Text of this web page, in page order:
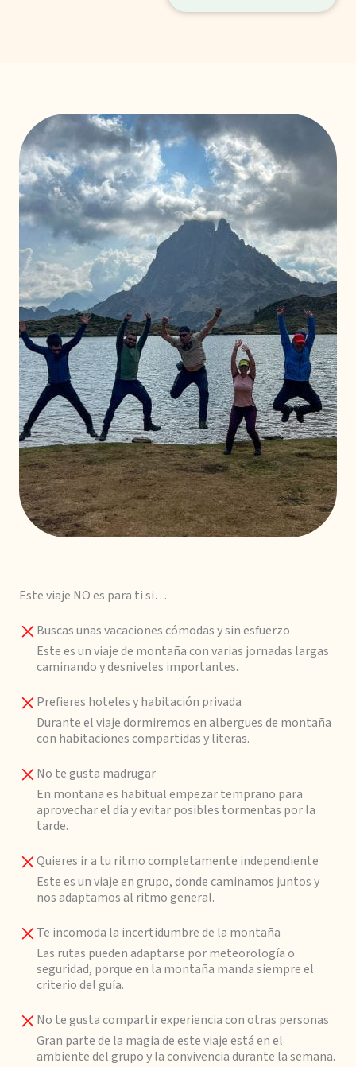
Este viaje NO es para ti si…
Buscas unas vacaciones cómodas y sin esfuerzo
Este es un viaje de montaña con varias jornadas largas
caminando y desniveles importantes.
Prefieres hoteles y habitación privada
Durante el viaje dormiremos en albergues de montaña
con habitaciones compartidas y literas.
No te gusta madrugar
En montaña es habitual empezar temprano para
aprovechar el día y evitar posibles tormentas por la
tarde.
Quieres ir a tu ritmo completamente independiente
Este es un viaje en grupo, donde caminamos juntos y
nos adaptamos al ritmo general.
Te incomoda la incertidumbre de la montaña
Las rutas pueden adaptarse por meteorología o
seguridad, porque en la montaña manda siempre el
criterio del guía.
No te gusta compartir experiencia con otras personas
Gran parte de la magia de este viaje está en el
ambiente del grupo y la convivencia durante la semana.